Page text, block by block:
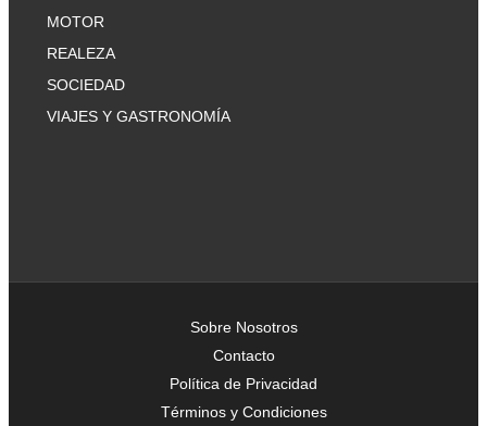
MOTOR
REALEZA
SOCIEDAD
VIAJES Y GASTRONOMÍA
Sobre Nosotros
Contacto
Política de Privacidad
Términos y Condiciones